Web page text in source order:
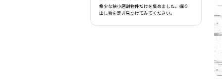
希少な狭小店舗物件だけを集めました。掘り
出し物を是非見つけてみてください。